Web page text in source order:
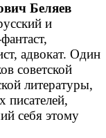
Беляев
и
адвокат. Один
советской
литературы,
писателей,
себя этому